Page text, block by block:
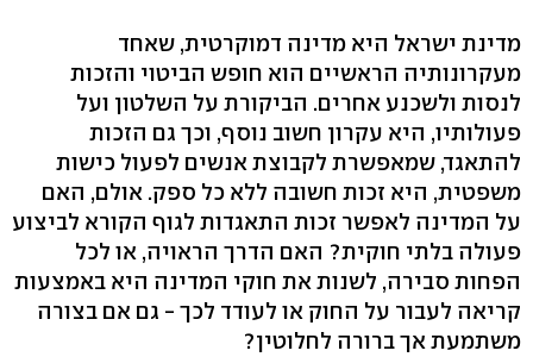
מדינת ישראל היא מדינה דמוקרטית, שאחד
מעקרונותיה הראשיים הוא חופש הביטוי והזכות
לנסות ולשכנע אחרים. הביקורת על השלטון ועל
פעולותיו, היא עקרון חשוב נוסף, וכך גם הזכות
להתאגד, שמאפשרת לקבוצת אנשים לפעול כישות
משפטית, היא זכות חשובה ללא כל ספק. אולם, האם
על המדינה לאפשר זכות התאגדות לגוף הקורא לביצוע
פעולה בלתי חוקית? האם הדרך הראויה, או לכל
הפחות סבירה, לשנות את חוקי המדינה היא באמצעות
קריאה לעבור על החוק או לעודד לכך - גם אם בצורה
משתמעת אך ברורה לחלוטין?